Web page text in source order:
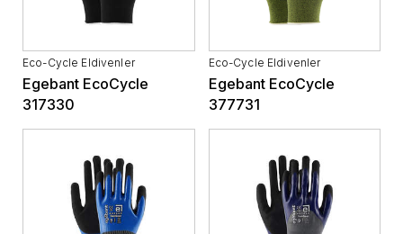
Eco-Cycle Eldivenler
Egebant EcoCycle
317330
Eco-Cycle Eldivenler
Egebant EcoCycle
377731